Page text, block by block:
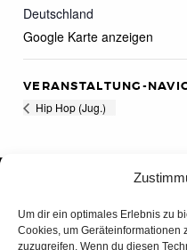
Um dir ein optimales Erlebnis zu
Cookies, um Geräteinformationen
zuzugreifen. Wenn du diesen
Deutschland
Google Karte anzeigen
VERANSTALTUNG-
Hip Hop (Jug.)